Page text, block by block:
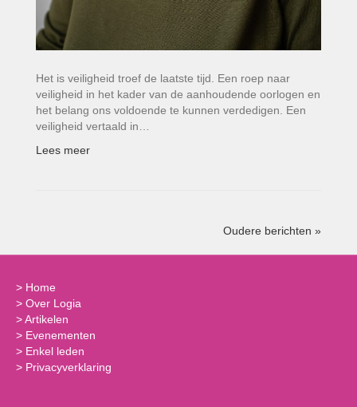
Het is veiligheid troef de laatste tijd. Een roep naar
veiligheid in het kader van de aanhoudende oorlogen en
het belang ons voldoende te kunnen verdedigen. Een
veiligheid vertaald in…
Lees meer
Oudere berichten »
> Home
> Over Logia
>Artikelen
> Evenementen
> Enkel leden
> Privacyverklaring